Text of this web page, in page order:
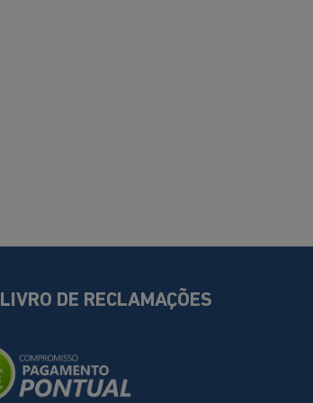
LIVRO DE RECLAMAÇÕES